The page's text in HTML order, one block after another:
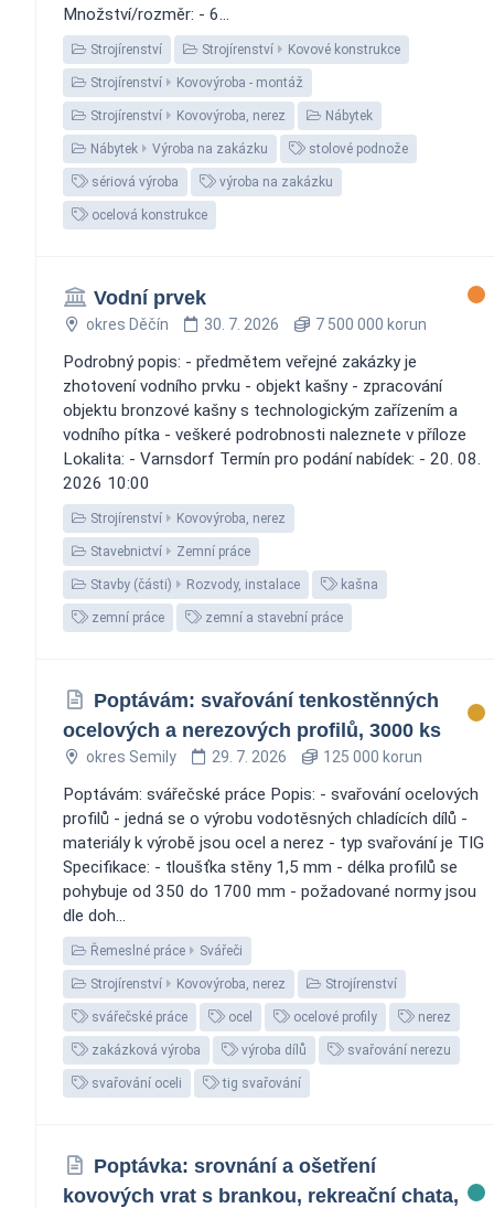
Množství/rozměr: - 6...
Strojírenství Strojírenství Kovové konstrukce
Strojírenství Kovovýroba - montáž
Strojírenství Kovovýroba, nerez Nábytek
Nábytek Výroba na zakázku stolové podnože
sériová výroba výroba na zakázku
ocelová konstrukce
Vodní prvek
okres Děčín 30. 7. 2026 7 500 000 korun
Podrobný popis: - předmětem veřejné zakázky je
zhotovení vodního prvku - objekt kašny - zpracování
objektu bronzové kašny s technologickým zařízením a
vodního pítka - veškeré podrobnosti naleznete v příloze
Lokalita: - Varnsdorf Termín pro podání nabídek: - 20. 08.
2026 10:00
Strojírenství Kovovýroba, nerez
Stavebnictví Zemní práce
Stavby (části) Rozvody, instalace kašna
zemní práce zemní a stavební práce
Poptávám: svařování tenkostěnných
ocelových a nerezových profilů, 3000 ks
okres Semily 29. 7. 2026 125 000 korun
Poptávám: svářečské práce Popis: - svařování ocelových
profilů - jedná se o výrobu vodotěsných chladících dílů -
materiály k výrobě jsou ocel a nerez - typ svařování je TIG
Specifikace: - tloušťka stěny 1,5 mm - délka profilů se
pohybuje od 350 do 1700 mm - požadované normy jsou
dle doh...
Řemeslné práce Svářeči
Strojírenství Kovovýroba, nerez Strojírenství
svářečské práce ocel ocelové profily nerez
zakázková výroba výroba dílů svařování nerezu
svařování oceli tig svařování
Poptávka: srovnání a ošetření
kovových vrat s brankou, rekreační chata,